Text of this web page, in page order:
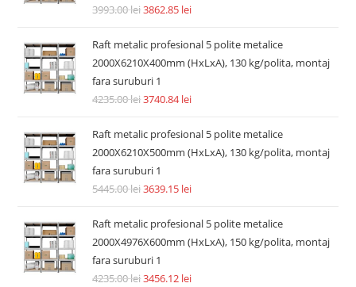
3993.00lei3862.85 lei
Raft metalic profesional 5 polite metalice
2000X6210X400mm (HxLxA), 130 kg/polita, montaj
fara suruburi 1
4235.00lei3740.84lei
Raft metalic profesional 5 polite metalice
2000X6210X500mm (HxLxA), 130 kg/polita, montaj
fara suruburi 1
5445.00lei3639.15 lei
Raft metalic profesional 5 polite metalice
2000X4976X600mm (HxLxA), 150 kg/polita, montaj
fara suruburi 1
4235.00lei3456.12 lei